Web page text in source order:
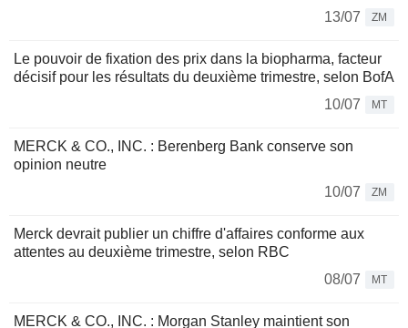
13/07
ZM
Le pouvoir de fixation des prix dans la biopharma, facteur
décisif pour les résultats du deuxième trimestre, selon BofA
10/07
MT
MERCK & CO., INC. : Berenberg Bank conserve son
opinion neutre
10/07
ZM
Merck devrait publier un chiffre d'affaires conforme aux
attentes au deuxième trimestre, selon RBC
08/07
MT
MERCK & CO., INC. : Morgan Stanley maintient son